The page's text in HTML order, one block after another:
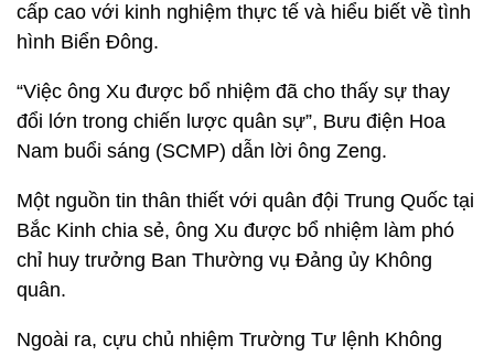
cấp cao với kinh nghiệm thực tế và hiểu biết về tình
hình Biển Đông.
“Việc ông Xu được bổ nhiệm đã cho thấy sự thay
đổi lớn trong chiến lược quân sự”, Bưu điện Hoa
Nam buổi sáng (SCMP) dẫn lời ông Zeng.
Một nguồn tin thân thiết với quân đội Trung Quốc tại
Bắc Kinh chia sẻ, ông Xu được bổ nhiệm làm phó
chỉ huy trưởng Ban Thường vụ Đảng ủy Không
quân.
Ngoài ra, cựu chủ nhiệm Trường Tư lệnh Không